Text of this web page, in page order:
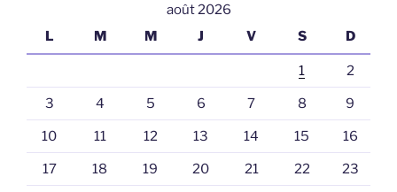
août 2026
L
M M J V S D
1 2
3 4 5 6 7 8 9
10 11 12 13 14 15 16
17 18 19 20 21 22 23